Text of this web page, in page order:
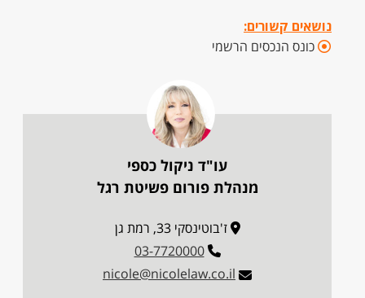
נושאים קשורים:
כונס הנכסים הרשמי
עו"ד ניקול כספי
מנהלת פורום פשיטת רגל
ז'בוטינסקי 33, רמת גן
03-7720000
nicole@nicolelaw.co.il